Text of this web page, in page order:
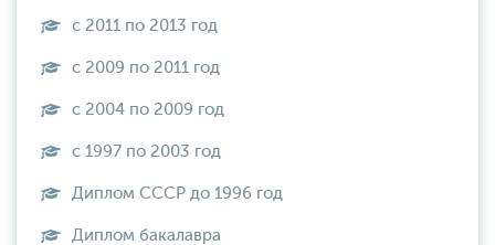
с 2011 по 2013 год
с 2009 по 2011 год
с 2004 по 2009 год
с 1997 по 2003 год
Диплом СССР до 1996 год
Диплом бакалавра